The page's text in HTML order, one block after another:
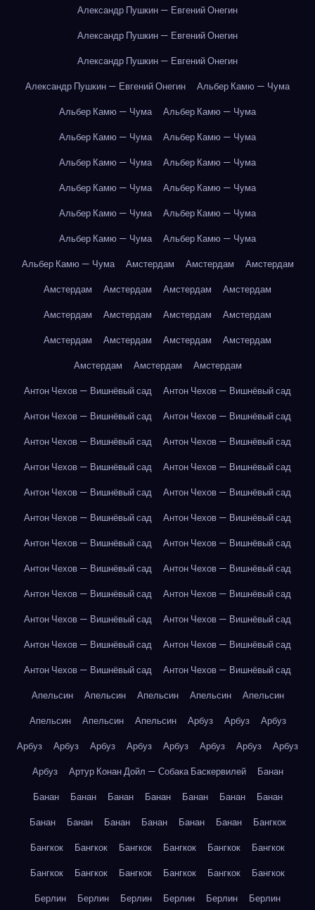
Александр Пушкин — Евгений Онегин
Александр Пушкин — Евгений Онегин
Александр Пушкин — Евгений Онегин
Александр Пушкин — Евгений Онегин
Альбер Камю — Чума
Альбер Камю — Чума
Альбер Камю — Чума
Альбер Камю — Чума
Альбер Камю — Чума
Альбер Камю — Чума
Альбер Камю — Чума
Альбер Камю — Чума
Альбер Камю — Чума
Альбер Камю — Чума
Альбер Камю — Чума
Альбер Камю — Чума
Альбер Камю — Чума
Альбер Камю — Чума
Амстердам Амстердам
Амстердам
Амстердам
Амстердам Амстердам
Амстердам
Амстердам
Амстердам Амстердам
Амстердам
Амстердам
Амстердам Амстердам
Амстердам
Амстердам
Амстердам
Амстердам
Антон Чехов — Вишнёвый сад
Антон Чехов — Вишнёвый сад
Антон Чехов — Вишнёвый сад
Антон Чехов — Вишнёвый сад
Антон Чехов — Вишнёвый сад
Антон Чехов — Вишнёвый сад
Антон Чехов — Вишнёвый сад
Антон Чехов — Вишнёвый сад
Антон Чехов — Вишнёвый сад
Антон Чехов — Вишнёвый сад
Антон Чехов — Вишнёвый сад
Антон Чехов — Вишнёвый сад
Антон Чехов — Вишнёвый сад
Антон Чехов — Вишнёвый сад
Антон Чехов — Вишнёвый сад
Антон Чехов — Вишнёвый сад
Антон Чехов — Вишнёвый сад
Антон Чехов — Вишнёвый сад
Антон Чехов — Вишнёвый сад
Антон Чехов — Вишнёвый сад
Антон Чехов — Вишнёвый сад
Антон Чехов — Вишнёвый сад
Антон Чехов — Вишнёвый сад
Антон Чехов — Вишнёвый сад
Апельсин
Апельсин Апельсин Апельсин
Апельсин
Апельсин
Апельсин Апельсин Арбуз Арбуз
Арбуз
Арбуз
Арбуз Арбуз Арбуз Арбуз Арбуз Арбуз
Арбуз
Арбуз
Артур Конан Дойл — Собака Баскервилей
Банан
Банан
Банан Банан Банан Банан Банан
Банан
Банан
Банан Банан Банан Банан Банан
Бангкок
Бангкок
Бангкок Бангкок Бангкок Бангкок
Бангкок
Бангкок
Бангкок Бангкок Бангкок Бангкок
Бангкок
Берлин
Берлин Берлин Берлин Берлин Берлин